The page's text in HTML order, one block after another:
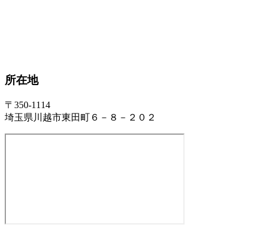
所在地
〒350-1114
埼玉県川越市東田町６－８－２０２